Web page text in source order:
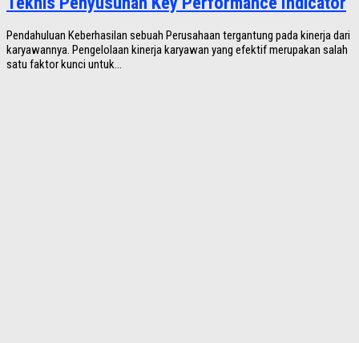
Pendahuluan Keberhasilan sebuah Perusahaan tergantung pada kinerja dari
karyawannya. Pengelolaan kinerja karyawan yang efektif merupakan salah
satu faktor kunci untuk...